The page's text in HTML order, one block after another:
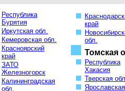
Республика
Бурятия
Иркутская обл.
Кемеровская обл.
Красноярский
край
ЗАТО
Железногорск
Калининградская
обл.
край
обл.
Томская
Республика
Хакасия
Тверская